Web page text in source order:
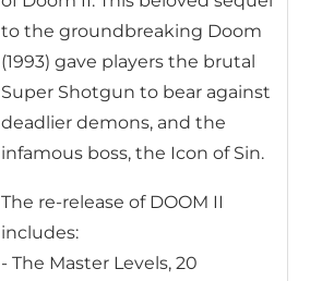
to the groundbreaking Doom
(1993) gave players the brutal
Super Shotgun to bear against
deadlier demons, and the
infamous boss, the Icon of Sin.
The re-release of DOOM II
includes:
- The Master Levels, 20